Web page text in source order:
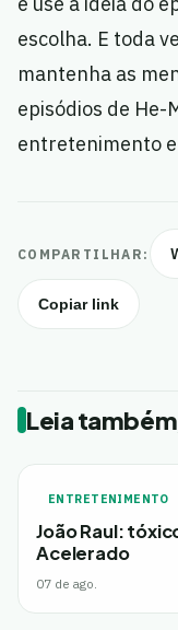
escolha. E toda
mantenha as
episódios de
entretenimento
COMPARTILHAR:
Copiar link
Leia também
ENTRETENIMENTO
João Raul:
Acelerado
07 de ago.